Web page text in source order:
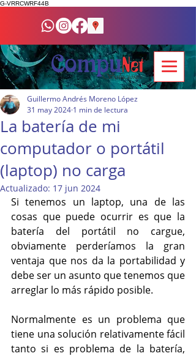
G-VRRCWRF44B
La batería de mi
computador o portátil
(laptop) no carga
Guillermo Andrés Moreno López
31 may 2024 1 min de lectura
Actualizado: 17 jun 2024
Si tenemos un laptop, una de las
cosas que puede ocurrir es que la
batería del portátil no cargue,
obviamente perderíamos la gran
ventaja que nos da la portabilidad y
debe ser un asunto que tenemos que
arreglar lo más rápido posible.
Normalmente es un problema que
tiene una solución relativamente fácil
tanto si es problema de la batería,